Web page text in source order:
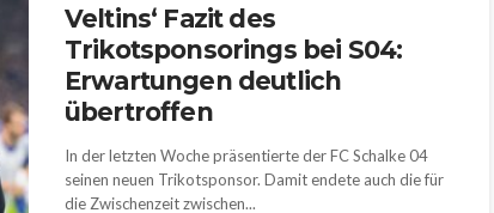
Veltins‘ Fazit des
Trikotsponsorings bei S04:
Erwartungen deutlich
übertroffen
In der letzten Woche präsentierte der FC Schalke 04
seinen neuen Trikotsponsor. Damit endete auch die für
die Zwischenzeit zwischen...